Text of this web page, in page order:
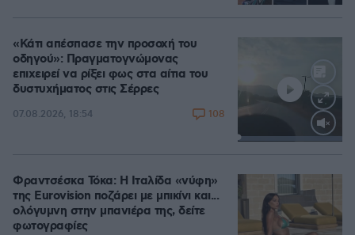
Loaded:
«Κάτι απέσπασε την προσοχή του
οδηγού»: Πραγματογνώμονας
επιχειρεί να ρίξει φως στα αίτια του
δυστυχήματος στις Σέρρες
07.08.2026, 18:54 108
Φραντσέσκα Τόκα: Η Ιταλίδα «νύφη»
της Eurovision ποζάρει με μπικίνι και...
ολόγυμνη στην μπανιέρα της, δείτε
φωτογραφίες